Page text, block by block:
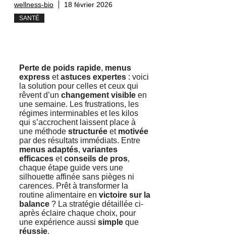
wellness-bio 18 février 2026
SANTÉ
Perte de poids rapide, menus
express etastuces expertes : voici
la solution pour celles et ceux qui
rêvent d’un changement visible en
une semaine. Les frustrations, les
régimes interminables et les kilos
qui s’accrochent laissent place à
une méthode structurée et motivée
par des résultats immédiats. Entre
menus adaptés, variantes
efficaces etconseils de pros,
chaque étape guide vers une
silhouette affinée sans pièges ni
carences. Prêt à transformer la
routine alimentaire en victoire sur la
balance ? La stratégie détaillée ci-
après éclaire chaque choix, pour
une expérience aussi simple que
réussie.